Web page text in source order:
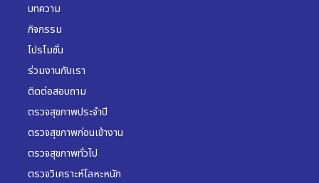
บทความ
กิจกรรม
โปรโมชั่น
ร่วมงานกับเรา
ติดต่อสอบถาม
ตรวจสุขภาพประจำปี
ตรวจสุขภาพก่อนเข้างาน
ตรวจสุขภาพทั่วไป
ตรวจวิเคราะห์โลหะหนัก